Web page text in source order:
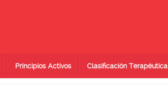
Principios Activos Clasificación Terapéutica